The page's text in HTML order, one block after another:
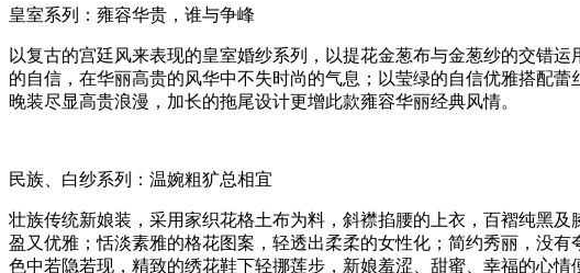
皇室系列：雍容华贵，谁与争峰
以复古的宫廷风来表现的皇室婚纱系列，以提花金葱布与金葱纱的交错
的自信，在华丽高贵的风华中不失时尚的气息；以莹绿的自信优雅搭配
晚装尽显高贵浪漫，加长的拖尾设计更增此款雍容华丽经典风情。
民族、白纱系列：温婉粗犷总相宜
壮族传统新娘装，采用家织花格土布为料，斜襟掐腰的上衣，百褶纯黑
盈又优雅；恬淡素雅的格花图案，轻透出柔柔的女性化；简约秀丽，没
色中若隐若现，精致的绣花鞋下轻挪莲步，新娘羞涩、甜蜜、幸福的心